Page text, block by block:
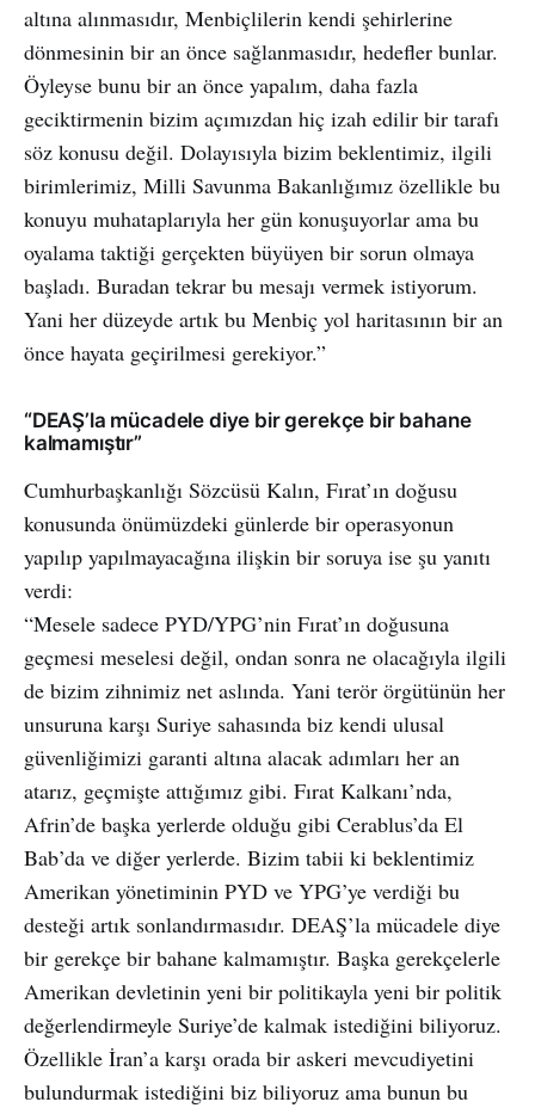
altına alınmasıdır, Menbiçlilerin kendi şehirlerine
dönmesinin bir an önce sağlanmasıdır, hedefler bunlar.
Öyleyse bunu bir an önce yapalım, daha fazla
geciktirmenin bizim açımızdan hiç izah edilir bir tarafı
söz konusu değil. Dolayısıyla bizim beklentimiz, ilgili
birimlerimiz, Milli Savunma Bakanlığımız özellikle bu
konuyu muhataplarıyla her gün konuşuyorlar ama bu
oyalama taktiği gerçekten büyüyen bir sorun olmaya
başladı. Buradan tekrar bu mesajı vermek istiyorum.
Yani her düzeyde artık bu Menbiç yol haritasının bir an
önce hayata geçirilmesi gerekiyor.”
“DEAŞ’la mücadele diye bir gerekçe bir bahane
kalmamıştır”
Cumhurbaşkanlığı Sözcüsü Kalın, Fırat’ın doğusu
konusunda önümüzdeki günlerde bir operasyonun
yapılıp yapılmayacağına ilişkin bir soruya ise şu yanıtı
verdi:
“Mesele sadece PYD/YPG’nin Fırat’ın doğusuna
geçmesi meselesi değil, ondan sonra ne olacağıyla ilgili
de bizim zihnimiz net aslında. Yani terör örgütünün her
unsuruna karşı Suriye sahasında biz kendi ulusal
güvenliğimizi garanti altına alacak adımları her an
atarız, geçmişte attığımız gibi. Fırat Kalkanı’nda,
Afrin’de başka yerlerde olduğu gibi Cerablus’da El
Bab’da ve diğer yerlerde. Bizim tabii ki beklentimiz
Amerikan yönetiminin PYD ve YPG’ye verdiği bu
desteği artık sonlandırmasıdır. DEAŞ’la mücadele diye
bir gerekçe bir bahane kalmamıştır. Başka gerekçelerle
Amerikan devletinin yeni bir politikayla yeni bir politik
değerlendirmeyle Suriye’de kalmak istediğini biliyoruz.
Özellikle İran’a karşı orada bir askeri mevcudiyetini
bulundurmak istediğini biz biliyoruz ama bunun bu